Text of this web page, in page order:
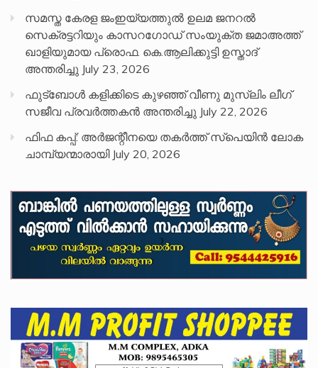
സമസ്ത കേരള ജംഇയ്യത്തുൽ ഉലമ ജനറൽ
സെക്രട്ടറിയും കാസറഗോഡ് സംയുക്ത ജമാഅത്ത്
ഖാളിയുമായ പ്രൊഫ. കെ.ആലിക്കുട്ടി ഉസ്താദ്
അന്തരിച്ചു July 23, 2026
ഫുട്ബോൾ കളിക്കിടെ കുഴഞ്ഞ് വീണു മുസ്ലിം ലീഗ്
സജീവ പ്രവർത്തകൻ അന്തരിച്ചു July 22, 2026
ഫിഫ കപ്പ്: അർജന്റീനയെ തകർത്ത് സ്പെയിൻ ലോക
ചാമ്പ്യന്മാരായി July 20, 2026